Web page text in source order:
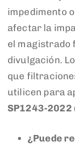
impedimento
afectar la
el magistrado
divulgación.
que
utilicen para
SP1243-2022
¿Puede